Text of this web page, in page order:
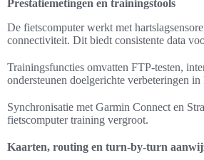
Prestatiemetingen en trainingstools
De fietscomputer werkt met
connectiviteit. Dit biedt consistente data
Trainingsfuncties omvatten FTP-testen,
ondersteunen doelgerichte verbeteringen
Synchronisatie met Garmin Connect en
fietscomputer training vergroot.
Kaarten, routing en turn-by-turn